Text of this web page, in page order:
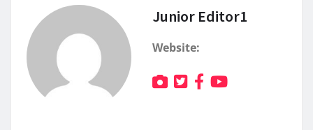
Junior Editor1
Website: